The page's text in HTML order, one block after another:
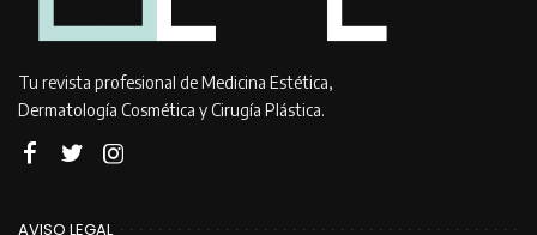
Tu revista profesional de Medicina Estética,
Dermatología Cosmética y Cirugía Plástica.
AVISO LEGAL